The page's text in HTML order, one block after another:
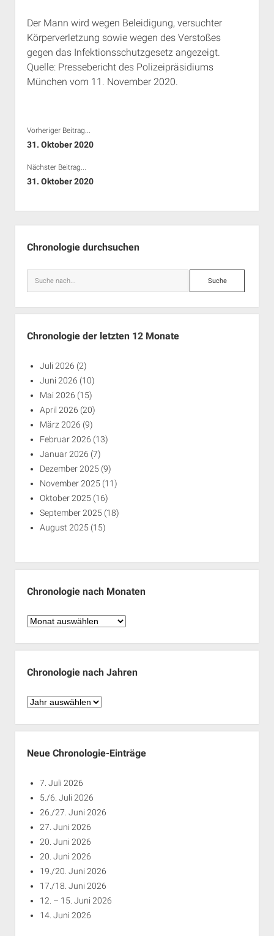
Der Mann wird wegen Beleidigung, versuchter
Körperverletzung sowie wegen des Verstoßes
gegen das Infektionsschutzgesetz angezeigt.
Quelle: Pressebericht des Polizeipräsidiums
München vom 11. November 2020.
Vorheriger Beitrag...
31. Oktober 2020
Nächster Beitrag...
31. Oktober 2020
Chronologie durchsuchen
Suche
Chronologie der letzten 12 Monate
Juli 2026 (2)
Juni 2026 (10)
Mai 2026 (15)
April 2026 (20)
März 2026 (9)
Februar 2026 (13)
Januar 2026 (7)
Dezember 2025 (9)
November 2025 (11)
Oktober 2025 (16)
September 2025 (18)
August 2025 (15)
Chronologie nach Monaten
Chronologie
Monaten
Chronologie nach Jahren
Chronologie
Jahren
Neue Chronologie-Einträge
7. Juli 2026
5./6. Juli 2026
26./27. Juni 2026
27. Juni 2026
20. Juni 2026
20. Juni 2026
19./20. Juni 2026
17./18. Juni 2026
12. – 15. Juni 2026
14. Juni 2026